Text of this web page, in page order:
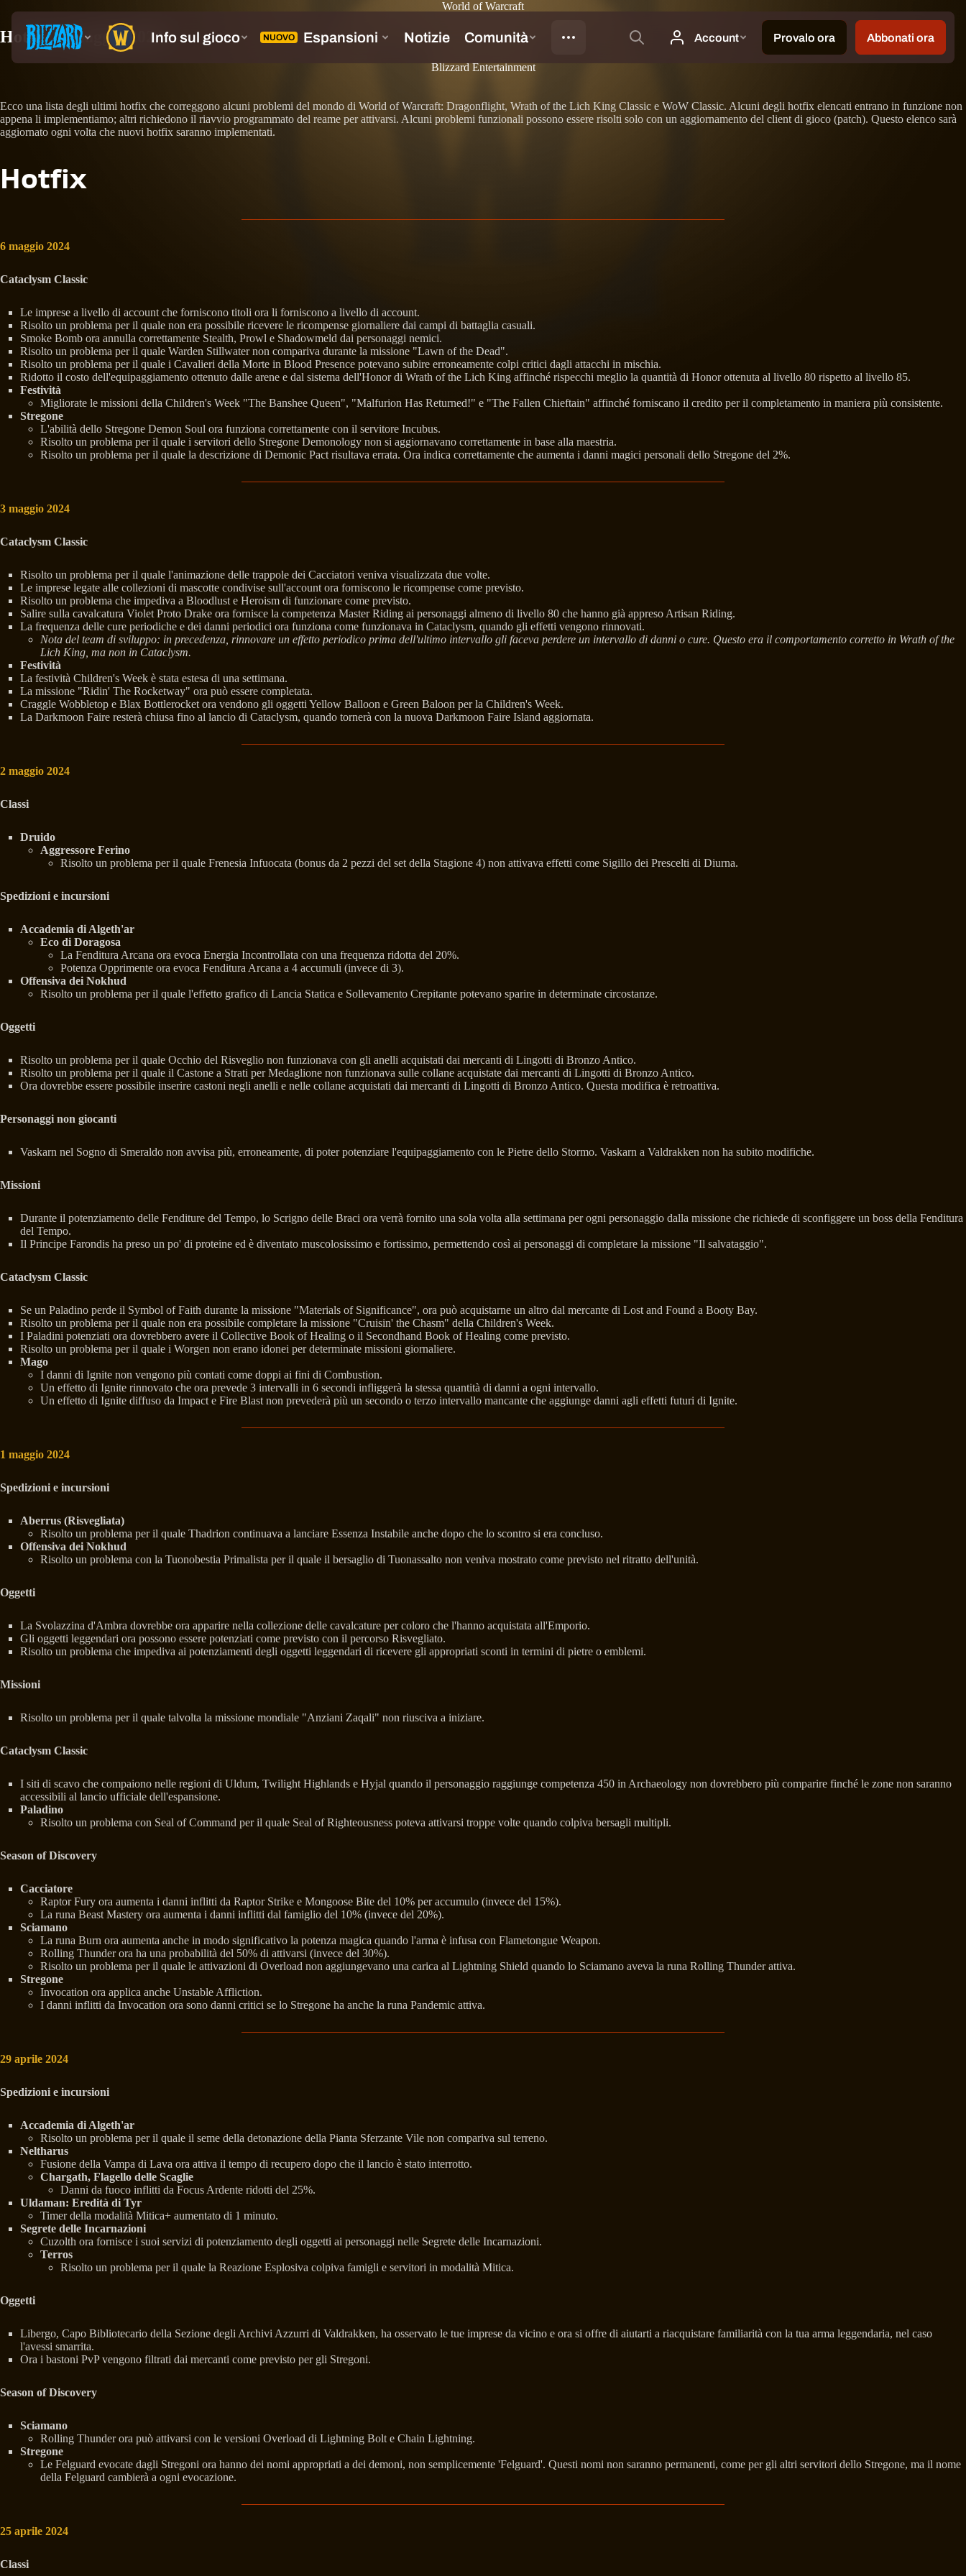
World of Warcraft
Hotfix: 6 maggio 2024
Blizzard Entertainment
Ecco una lista degli ultimi hotfix che correggono alcuni problemi del mondo di World of Warcraft: Dragonflight, Wrath of the Lich King Classic e WoW Classic. Alcuni degli hotfix elencati entrano in funzione non
appena li implementiamo; altri richiedono il riavvio programmato del reame per attivarsi. Alcuni problemi funzionali possono essere risolti solo con un aggiornamento del client di gioco (patch). Questo elenco sarà
aggiornato ogni volta che nuovi hotfix saranno implementati.
Hotfix
6 maggio 2024
Cataclysm Classic
Le imprese a livello di account che forniscono titoli ora li forniscono a livello di account.
Risolto un problema per il quale non era possibile ricevere le ricompense giornaliere dai campi di battaglia casuali.
Smoke Bomb ora annulla correttamente Stealth, Prowl e Shadowmeld dai personaggi nemici.
Risolto un problema per il quale Warden Stillwater non compariva durante la missione "Lawn of the Dead".
Risolto un problema per il quale i Cavalieri della Morte in Blood Presence potevano subire erroneamente colpi critici dagli attacchi in mischia.
Ridotto il costo dell'equipaggiamento ottenuto dalle arene e dal sistema dell'Honor di Wrath of the Lich King affinché rispecchi meglio la quantità di Honor ottenuta al livello 80 rispetto al livello 85.
Festività
Migliorate le missioni della Children's Week "The Banshee Queen", "Malfurion Has Returned!" e "The Fallen Chieftain" affinché forniscano il credito per il completamento in maniera più consistente.
Stregone
L'abilità dello Stregone Demon Soul ora funziona correttamente con il servitore Incubus.
Risolto un problema per il quale i servitori dello Stregone Demonology non si aggiornavano correttamente in base alla maestria.
Risolto un problema per il quale la descrizione di Demonic Pact risultava errata. Ora indica correttamente che aumenta i danni magici personali dello Stregone del 2%.
3 maggio 2024
Cataclysm Classic
Risolto un problema per il quale l'animazione delle trappole dei Cacciatori veniva visualizzata due volte.
Le imprese legate alle collezioni di mascotte condivise sull'account ora forniscono le ricompense come previsto.
Risolto un problema che impediva a Bloodlust e Heroism di funzionare come previsto.
Salire sulla cavalcatura Violet Proto Drake ora fornisce la competenza Master Riding ai personaggi almeno di livello 80 che hanno già appreso Artisan Riding.
La frequenza delle cure periodiche e dei danni periodici ora funziona come funzionava in Cataclysm, quando gli effetti vengono rinnovati.
Nota del team di sviluppo: in precedenza, rinnovare un effetto periodico prima dell'ultimo intervallo gli faceva perdere un intervallo di danni o cure. Questo era il comportamento corretto in Wrath of the
Lich King, ma non in Cataclysm.
Festività
La festività Children's Week è stata estesa di una settimana.
La missione "Ridin' The Rocketway" ora può essere completata.
Craggle Wobbletop e Blax Bottlerocket ora vendono gli oggetti Yellow Balloon e Green Baloon per la Children's Week.
La Darkmoon Faire resterà chiusa fino al lancio di Cataclysm, quando tornerà con la nuova Darkmoon Faire Island aggiornata.
2 maggio 2024
Classi
Druido
Aggressore Ferino
Risolto un problema per il quale Frenesia Infuocata (bonus da 2 pezzi del set della Stagione 4) non attivava effetti come Sigillo dei Prescelti di Diurna.
Spedizioni e incursioni
Accademia di Algeth'ar
Eco di Doragosa
La Fenditura Arcana ora evoca Energia Incontrollata con una frequenza ridotta del 20%.
Potenza Opprimente ora evoca Fenditura Arcana a 4 accumuli (invece di 3).
Offensiva dei Nokhud
Risolto un problema per il quale l'effetto grafico di Lancia Statica e Sollevamento Crepitante potevano sparire in determinate circostanze.
Oggetti
Risolto un problema per il quale Occhio del Risveglio non funzionava con gli anelli acquistati dai mercanti di Lingotti di Bronzo Antico.
Risolto un problema per il quale il Castone a Strati per Medaglione non funzionava sulle collane acquistate dai mercanti di Lingotti di Bronzo Antico.
Ora dovrebbe essere possibile inserire castoni negli anelli e nelle collane acquistati dai mercanti di Lingotti di Bronzo Antico. Questa modifica è retroattiva.
Personaggi non giocanti
Vaskarn nel Sogno di Smeraldo non avvisa più, erroneamente, di poter potenziare l'equipaggiamento con le Pietre dello Stormo. Vaskarn a Valdrakken non ha subito modifiche.
Missioni
Durante il potenziamento delle Fenditure del Tempo, lo Scrigno delle Braci ora verrà fornito una sola volta alla settimana per ogni personaggio dalla missione che richiede di sconfiggere un boss della Fenditura
del Tempo.
Il Principe Farondis ha preso un po' di proteine ed è diventato muscolosissimo e fortissimo, permettendo così ai personaggi di completare la missione "Il salvataggio".
Cataclysm Classic
Se un Paladino perde il Symbol of Faith durante la missione "Materials of Significance", ora può acquistarne un altro dal mercante di Lost and Found a Booty Bay.
Risolto un problema per il quale non era possibile completare la missione "Cruisin' the Chasm" della Children's Week.
I Paladini potenziati ora dovrebbero avere il Collective Book of Healing o il Secondhand Book of Healing come previsto.
Risolto un problema per il quale i Worgen non erano idonei per determinate missioni giornaliere.
Mago
I danni di Ignite non vengono più contati come doppi ai fini di Combustion.
Un effetto di Ignite rinnovato che ora prevede 3 intervalli in 6 secondi infliggerà la stessa quantità di danni a ogni intervallo.
Un effetto di Ignite diffuso da Impact e Fire Blast non prevederà più un secondo o terzo intervallo mancante che aggiunge danni agli effetti futuri di Ignite.
1 maggio 2024
Spedizioni e incursioni
Aberrus (Risvegliata)
Risolto un problema per il quale Thadrion continuava a lanciare Essenza Instabile anche dopo che lo scontro si era concluso.
Offensiva dei Nokhud
Risolto un problema con la Tuonobestia Primalista per il quale il bersaglio di Tuonassalto non veniva mostrato come previsto nel ritratto dell'unità.
Oggetti
La Svolazzina d'Ambra dovrebbe ora apparire nella collezione delle cavalcature per coloro che l'hanno acquistata all'Emporio.
Gli oggetti leggendari ora possono essere potenziati come previsto con il percorso Risvegliato.
Risolto un problema che impediva ai potenziamenti degli oggetti leggendari di ricevere gli appropriati sconti in termini di pietre o emblemi.
Missioni
Risolto un problema per il quale talvolta la missione mondiale "Anziani Zaqali" non riusciva a iniziare.
Cataclysm Classic
I siti di scavo che compaiono nelle regioni di Uldum, Twilight Highlands e Hyjal quando il personaggio raggiunge competenza 450 in Archaeology non dovrebbero più comparire finché le zone non saranno
accessibili al lancio ufficiale dell'espansione.
Paladino
Risolto un problema con Seal of Command per il quale Seal of Righteousness poteva attivarsi troppe volte quando colpiva bersagli multipli.
Season of Discovery
Cacciatore
Raptor Fury ora aumenta i danni inflitti da Raptor Strike e Mongoose Bite del 10% per accumulo (invece del 15%).
La runa Beast Mastery ora aumenta i danni inflitti dal famiglio del 10% (invece del 20%).
Sciamano
La runa Burn ora aumenta anche in modo significativo la potenza magica quando l'arma è infusa con Flametongue Weapon.
Rolling Thunder ora ha una probabilità del 50% di attivarsi (invece del 30%).
Risolto un problema per il quale le attivazioni di Overload non aggiungevano una carica al Lightning Shield quando lo Sciamano aveva la runa Rolling Thunder attiva.
Stregone
Invocation ora applica anche Unstable Affliction.
I danni inflitti da Invocation ora sono danni critici se lo Stregone ha anche la runa Pandemic attiva.
29 aprile 2024
Spedizioni e incursioni
Accademia di Algeth'ar
Risolto un problema per il quale il seme della detonazione della Pianta Sferzante Vile non compariva sul terreno.
Neltharus
Fusione della Vampa di Lava ora attiva il tempo di recupero dopo che il lancio è stato interrotto.
Chargath, Flagello delle Scaglie
Danni da fuoco inflitti da Focus Ardente ridotti del 25%.
Uldaman: Eredità di Tyr
Timer della modalità Mitica+ aumentato di 1 minuto.
Segrete delle Incarnazioni
Cuzolth ora fornisce i suoi servizi di potenziamento degli oggetti ai personaggi nelle Segrete delle Incarnazioni.
Terros
Risolto un problema per il quale la Reazione Esplosiva colpiva famigli e servitori in modalità Mitica.
Oggetti
Libergo, Capo Bibliotecario della Sezione degli Archivi Azzurri di Valdrakken, ha osservato le tue imprese da vicino e ora si offre di aiutarti a riacquistare familiarità con la tua arma leggendaria, nel caso
l'avessi smarrita.
Ora i bastoni PvP vengono filtrati dai mercanti come previsto per gli Stregoni.
Season of Discovery
Sciamano
Rolling Thunder ora può attivarsi con le versioni Overload di Lightning Bolt e Chain Lightning.
Stregone
Le Felguard evocate dagli Stregoni ora hanno dei nomi appropriati a dei demoni, non semplicemente 'Felguard'. Questi nomi non saranno permanenti, come per gli altri servitori dello Stregone, ma il nome
della Felguard cambierà a ogni evocazione.
25 aprile 2024
Classi